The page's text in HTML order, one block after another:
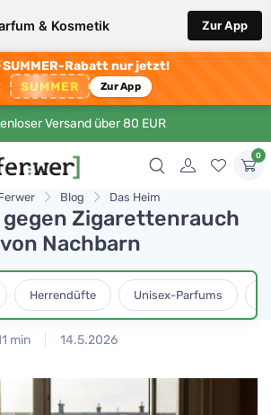
& Kosmetik Zur App
SUMMER-Rabatt nur jetzt!
SUMMER Zur App
Versand über 80 EUR
0
Blog Das Heim
gegen Zigarettenrauch
von Nachbarn
Herrendüfte Unisex-Parfums
min 14.5.2026